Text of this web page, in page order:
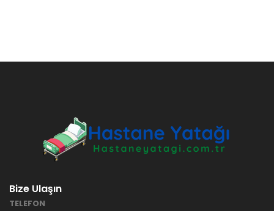
MOTORLU
KARYOLASI
ANKARA
HASTA
KARYOLASI
HK-70 – 3
Bize Ulaşın
TELEFON